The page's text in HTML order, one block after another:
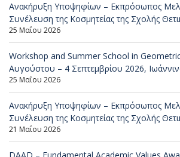
Ανακήρυξη Υποψηφίων – Εκπρόσωπος
Συνέλευση της Κοσμητείας της Σχολής
25 Μαΐου 2026
Workshop and Summer School in
Αυγούστου – 4 Σεπτεμβρίου 2026,
25 Μαΐου 2026
Ανακήρυξη Υποψηφίων – Εκπρόσωπος
Συνέλευση της Κοσμητείας της Σχολής
21 Μαΐου 2026